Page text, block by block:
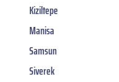
Kiziltepe
Manisa
Samsun
Siverek